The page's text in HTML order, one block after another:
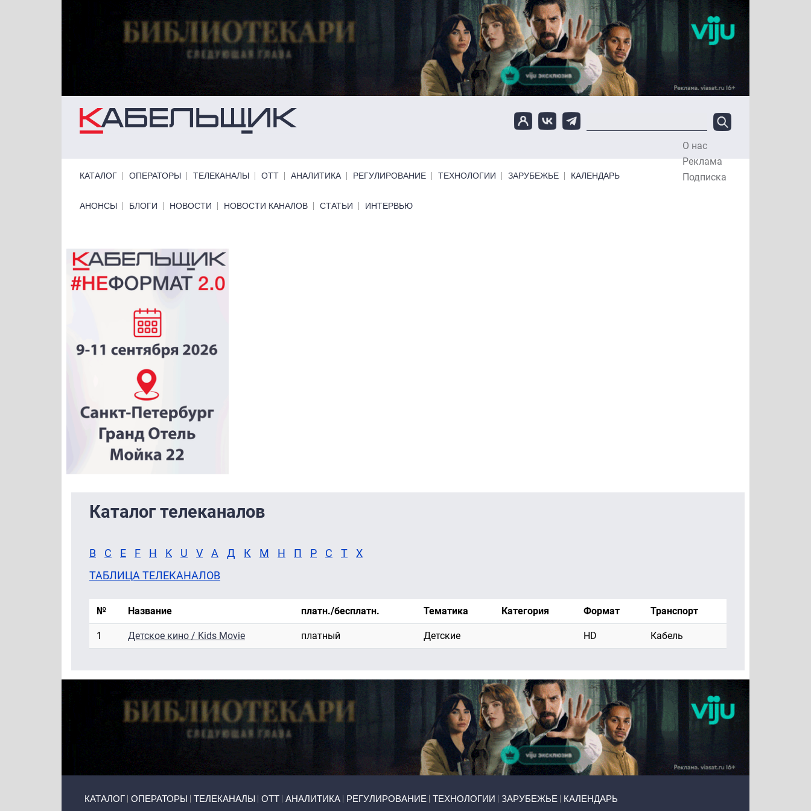
О нас
Реклама
Подписка
КАТАЛОГ ОПЕРАТОРЫ ТЕЛЕКАНАЛЫ ОТТ АНАЛИТИКА РЕГУЛИРОВАНИЕ ТЕХНОЛОГИИ ЗАРУБЕЖЬЕ КАЛЕНДАРЬ
Primary links bottom
АНОНСЫ БЛОГИ НОВОСТИ НОВОСТИ КАНАЛОВ СТАТЬИ ИНТЕРВЬЮ
Каталог телеканалов
B C E F H K U V А Д К М Н П Р С Т
Х
ТАБЛИЦА ТЕЛЕКАНАЛОВ
№ Название платн./бесплатн. Тематика Категория Формат Транспорт
1 Детское кино / Kids Movie платный Детские HD Кабель
КАТАЛОГ ОПЕРАТОРЫ ТЕЛЕКАНАЛЫ ОТТ АНАЛИТИКА РЕГУЛИРОВАНИЕ ТЕХНОЛОГИИ ЗАРУБЕЖЬЕ КАЛЕНДАРЬ